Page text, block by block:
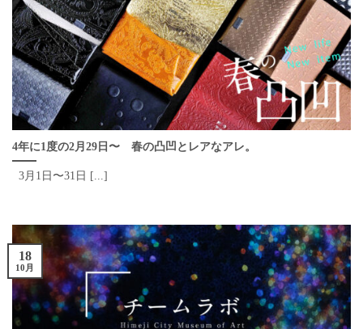
4年に1度の2月29日〜 春の凸凹とレアなアレ。
3月1日〜31日 [...]
18
10月